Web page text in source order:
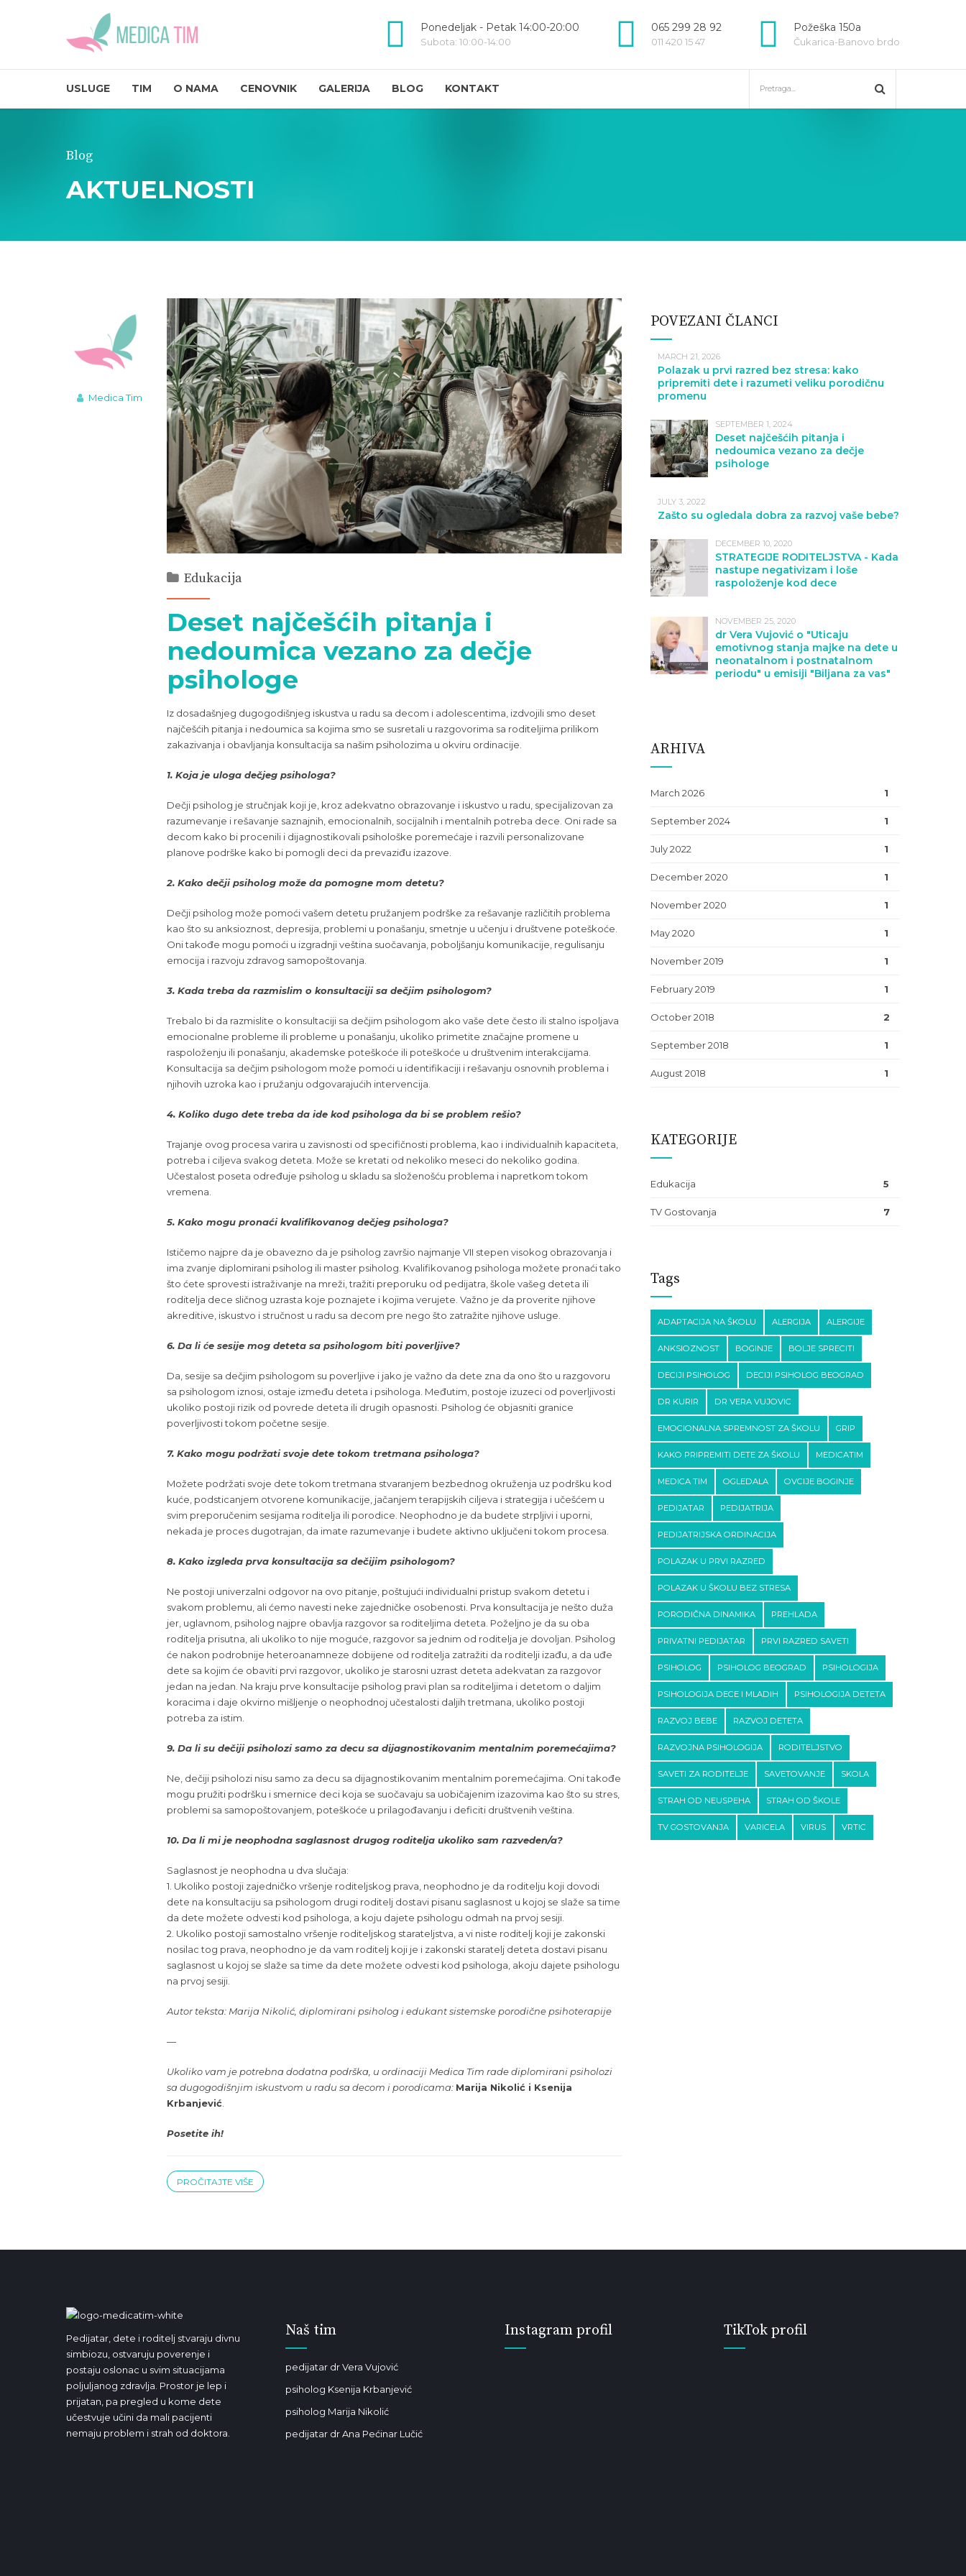
Ponedeljak - Petak 14:00-20:00
Subota: 10:00-14:00
065 299 28 92
011 420 15 47
Požeška 150a
Čukarica-Banovo brdo
USLUGE TIM O NAMA CENOVNIK GALERIJA BLOG KONTAKT
Blog
AKTUELNOSTI
Medica Tim
Edukacija
Deset najčešćih pitanja i
nedoumica vezano za dečje
psihologe
Iz dosadašnjeg dugogodišnjeg iskustva u radu sa decom i adolescentima, izdvojili smo deset
najčešćih pitanja i nedoumica sa kojima smo se susretali u razgovorima sa roditeljima prilikom
zakazivanja i obavljanja konsultacija sa našim psiholozima u okviru ordinacije.
1. Koja je uloga dečjeg psihologa?
Dečji psiholog je stručnjak koji je, kroz adekvatno obrazovanje i iskustvo u radu, specijalizovan za
razumevanje i rešavanje saznajnih, emocionalnih, socijalnih i mentalnih potreba dece. Oni rade sa
decom kako bi procenili i dijagnostikovali psihološke poremećaje i razvili personalizovane
planove podrške kako bi pomogli deci da prevaziđu izazove.
2. Kako dečji psiholog može da pomogne mom detetu?
Dečji psiholog može pomoći vašem detetu pružanjem podrške za rešavanje različitih problema
kao što su anksioznost, depresija, problemi u ponašanju, smetnje u učenju i društvene poteškoće.
Oni takođe mogu pomoći u izgradnji veština suočavanja, poboljšanju komunikacije, regulisanju
emocija i razvoju zdravog samopoštovanja.
3. Kada treba da razmislim o konsultaciji sa dečjim psihologom?
Trebalo bi da razmislite o konsultaciji sa dečjim psihologom ako vaše dete često ili stalno ispoljava
emocionalne probleme ili probleme u ponašanju, ukoliko primetite značajne promene u
raspoloženju ili ponašanju, akademske poteškoće ili poteškoće u društvenim interakcijama.
Konsultacija sa dečjim psihologom može pomoći u identifikaciji i rešavanju osnovnih problema i
njihovih uzroka kao i pružanju odgovarajućih intervencija.
4. Koliko dugo dete treba da ide kod psihologa da bi se problem rešio?
Trajanje ovog procesa varira u zavisnosti od specifičnosti problema, kao i individualnih kapaciteta,
potreba i ciljeva svakog deteta. Može se kretati od nekoliko meseci do nekoliko godina.
Učestalost poseta određuje psiholog u skladu sa složenošću problema i napretkom tokom
vremena.
5. Kako mogu pronaći kvalifikovanog dečjeg psihologa?
Ističemo najpre da je obavezno da je psiholog završio najmanje VII stepen visokog obrazovanja i
ima zvanje diplomirani psiholog ili master psiholog. Kvalifikovanog psihologa možete pronaći tako
što ćete sprovesti istraživanje na mreži, tražiti preporuku od pedijatra, škole vašeg deteta ili
roditelja dece sličnog uzrasta koje poznajete i kojima verujete. Važno je da proverite njihove
akreditive, iskustvo i stručnost u radu sa decom pre nego što zatražite njihove usluge.
6. Da li će sesije mog deteta sa psihologom biti poverljive?
Da, sesije sa dečjim psihologom su poverljive i jako je važno da dete zna da ono što u razgovoru
sa psihologom iznosi, ostaje između deteta i psihologa. Međutim, postoje izuzeci od poverljivosti
ukoliko postoji rizik od povrede deteta ili drugih opasnosti. Psiholog će objasniti granice
poverljivosti tokom početne sesije.
7. Kako mogu podržati svoje dete tokom tretmana psihologa?
Možete podržati svoje dete tokom tretmana stvaranjem bezbednog okruženja uz podršku kod
kuće, podsticanjem otvorene komunikacije, jačanjem terapijskih ciljeva i strategija i učešćem u
svim preporučenim sesijama roditelja ili porodice. Neophodno je da budete strpljivi i uporni,
nekada je proces dugotrajan, da imate razumevanje i budete aktivno uključeni tokom procesa.
8. Kako izgleda prva konsultacija sa dečijim psihologom?
Ne postoji univerzalni odgovor na ovo pitanje, poštujući individualni pristup svakom detetu i
svakom problemu, ali ćemo navesti neke zajedničke osobenosti. Prva konsultacija je nešto duža
jer, uglavnom, psiholog najpre obavlja razgovor sa roditeljima deteta. Poželjno je da su oba
roditelja prisutna, ali ukoliko to nije moguće, razgovor sa jednim od roditelja je dovoljan. Psiholog
će nakon podrobnije heteroanamneze dobijene od roditelja zatražiti da roditelji izađu, a da uđe
dete sa kojim će obaviti prvi razgovor, ukoliko je starosni uzrast deteta adekvatan za razgovor
jedan na jedan. Na kraju prve konsultacije psiholog pravi plan sa roditeljima i detetom o daljim
koracima i daje okvirno mišljenje o neophodnoj učestalosti daljih tretmana, ukoliko postoji
potreba za istim.
9. Da li su dečiji psiholozi samo za decu sa dijagnostikovanim mentalnim poremećajima?
Ne, dečiji psiholozi nisu samo za decu sa dijagnostikovanim mentalnim poremećajima. Oni takođe
mogu pružiti podršku i smernice deci koja se suočavaju sa uobičajenim izazovima kao što su stres,
problemi sa samopoštovanjem, poteškoće u prilagođavanju i deficiti društvenih veština.
10. Da li mi je neophodna saglasnost drugog roditelja ukoliko sam razveden/a?
Saglasnost je neophodna u dva slučaja:
1. Ukoliko postoji zajedničko vršenje roditeljskog prava, neophodno je da roditelju koji dovodi
dete na konsultaciju sa psihologom drugi roditelj dostavi pisanu saglasnost u kojoj se slaže sa time
da dete možete odvesti kod psihologa, a koju dajete psihologu odmah na prvoj sesiji.
2. Ukoliko postoji samostalno vršenje roditeljskog starateljstva, a vi niste roditelj koji je zakonski
nosilac tog prava, neophodno je da vam roditelj koji je i zakonski staratelj deteta dostavi pisanu
saglasnost u kojoj se slaže sa time da dete možete odvesti kod psihologa, akoju dajete psihologu
na prvoj sesiji.
Autor teksta: Marija Nikolić, diplomirani psiholog i edukant sistemske porodične psihoterapije
—
Ukoliko vam je potrebna dodatna podrška, u ordinaciji Medica Tim rade diplomirani psiholozi
sa dugogodišnjim iskustvom u radu sa decom i porodicama: Marija Nikolić i Ksenija
Krbanjević
Posetite ih!
PROČITAJTE VIŠE
POVEZANI ČLANCI
MARCH 21, 2026
Polazak u prvi razred bez stresa: kako
pripremiti dete i razumeti veliku porodičnu
promenu
SEPTEMBER 1, 2024
Deset najčešćih pitanja i
nedoumica vezano za dečje
psihologe
JULY 3, 2022
Zašto su ogledala dobra za razvoj vaše bebe?
DECEMBER 10, 2020
STRATEGIJE RODITELJSTVA - Kada
nastupe negativizam i loše
raspoloženje kod dece
NOVEMBER 25, 2020
dr Vera Vujović o "Uticaju
emotivnog stanja majke na dete u
neonatalnom i postnatalnom
periodu" u emisiji "Biljana za vas"
ARHIVA
March 2026 1
September 2024 1
July 2022 1
December 2020 1
November 2020 1
May 2020 1
November 2019 1
February 2019 1
October 2018 2
September 2018 1
August 2018 1
KATEGORIJE
Edukacija 5
TV Gostovanja 7
Tags
ADAPTACIJA NA ŠKOLU ALERGIJA ALERGIJE
ANKSIOZNOST BOGINJE BOLJE SPRECITI
DECIJI PSIHOLOG DECIJI PSIHOLOG BEOGRAD
DR KURIR DR VERA VUJOVIC
EMOCIONALNA SPREMNOST ZA ŠKOLU GRIP
KAKO PRIPREMITI DETE ZA ŠKOLU MEDICATIM
MEDICA TIM OGLEDALA OVCIJE BOGINJE
PEDIJATAR PEDIJATRIJA
PEDIJATRIJSKA ORDINACIJA
POLAZAK U PRVI RAZRED
POLAZAK U ŠKOLU BEZ STRESA
PORODIČNA DINAMIKA PREHLADA
PRIVATNI PEDIJATAR PRVI RAZRED SAVETI
PSIHOLOG PSIHOLOG BEOGRAD PSIHOLOGIJA
PSIHOLOGIJA DECE I MLADIH PSIHOLOGIJA DETETA
RAZVOJ BEBE RAZVOJ DETETA
RAZVOJNA PSIHOLOGIJA RODITELJSTVO
SAVETI ZA RODITELJE SAVETOVANJE SKOLA
STRAH OD NEUSPEHA STRAH OD ŠKOLE
TV GOSTOVANJA VARICELA VIRUS VRTIC
Pedijatar, dete i roditelj stvaraju divnu
simbiozu, ostvaruju poverenje i
postaju oslonac u svim situacijama
poljuljanog zdravlja. Prostor je lep i
prijatan, pa pregled u kome dete
učestvuje učini da mali pacijenti
nemaju problem i strah od doktora.
Naš tim
pedijatar dr Vera Vujović
psiholog Ksenija Krbanjević
psiholog Marija Nikolić
pedijatar dr Ana Pećinar Lučić
Instagram profil TikTok profil